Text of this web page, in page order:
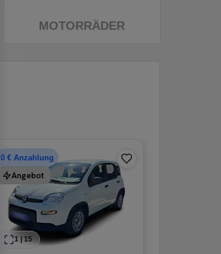
MOTORRÄDER
0 € Anzahlung
Angebot
1 |15